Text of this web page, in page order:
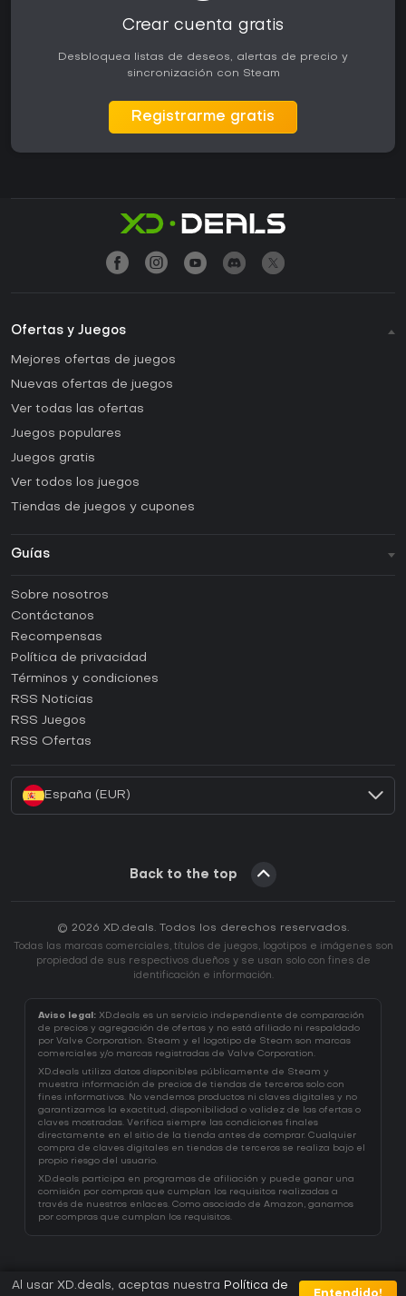
Crear cuenta gratis
Desbloquea listas de deseos, alertas de precio y
sincronización con Steam
Registrarme gratis
Ofertas y Juegos
Mejores ofertas de juegos
Nuevas ofertas de juegos
Ver todas las ofertas
Juegos populares
Juegos gratis
Ver todos los juegos
Tiendas de juegos y cupones
Guías
Guías y tutoriales
¿Cómo activar una CD Key de Steam?
¿Cómo activar una CD Key de Epic Games?
¿Cómo activar una CD Key de GOG?
¿Cómo activar una CD Key de Ubisoft Connect?
Sobre nosotros
Contáctanos
Recompensas
Política de privacidad
Términos y condiciones
RSS Noticias
RSS Juegos
RSS Ofertas
España (EUR)
Back to the top
© 2026 XD.deals. Todos los derechos reservados.
Todas las marcas comerciales, títulos de juegos, logotipos e imágenes son
propiedad de sus respectivos dueños y se usan solo con fines de
identificación e información.
Aviso legal: XD.deals es un servicio independiente de comparación
de precios y agregación de ofertas y no está afiliado ni respaldado
por Valve Corporation. Steam y el logotipo de Steam son marcas
comerciales y/o marcas registradas de Valve Corporation.
XD.deals utiliza datos disponibles públicamente de Steam y
muestra información de precios de tiendas de terceros solo con
fines informativos. No vendemos productos ni claves digitales y no
garantizamos la exactitud, disponibilidad o validez de las ofertas o
claves mostradas. Verifica siempre las condiciones finales
directamente en el sitio de la tienda antes de comprar. Cualquier
compra de claves digitales en tiendas de terceros se realiza bajo el
propio riesgo del usuario.
XD.deals participa en programas de afiliación y puede ganar una
comisión por compras que cumplan los requisitos realizadas a
través de nuestros enlaces. Como asociado de Amazon, ganamos
por compras que cumplan los requisitos.
Al usar XD.deals, aceptas nuestra Política de
Entendido!